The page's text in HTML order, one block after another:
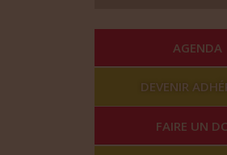
AGENDA
DEVENIR
FAIRE UN